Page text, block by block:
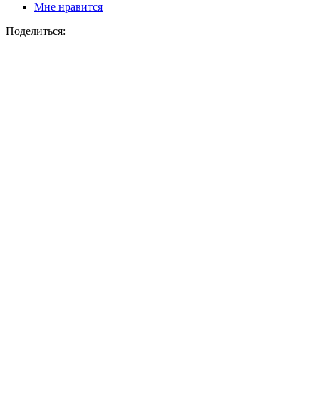
Мне нравится
Поделиться: